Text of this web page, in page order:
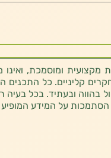
ומוסמכת,
קליניים. כל התכנים
בהווה ובעתיד. בכל
על המידע